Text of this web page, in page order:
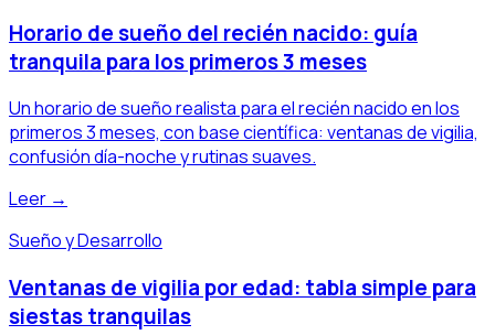
Horario de sueño del recién nacido: guía
tranquila para los primeros 3 meses
Un horario de sueño realista para el recién nacido en los
primeros 3 meses, con base científica: ventanas de vigilia,
confusión día-noche y rutinas suaves.
Leer →
Sueño y Desarrollo
Ventanas de vigilia por edad: tabla simple para
siestas tranquilas